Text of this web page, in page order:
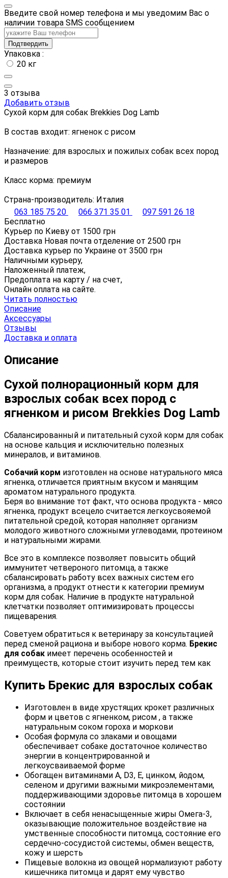
Введите свой номер телефона и мы уведомим Вас о
наличии товара SMS сообщением
Подтвердить
Упаковка :
20 кг
3 отзыва
Добавить отзыв
Сухой корм для собак Brekkies Dog Lamb
В состав входит: ягненок с рисом
Назначение: для взрослых и пожилых собак всех пород
и размеров
Класс корма: премиум
Страна-производитель: Италия
063 185 75 20
066 371 35 01
097 591 26 18
Бесплатно
Курьер по Киеву от 1500 грн
Доставка Новая почта отделение от 2500 грн
Доставка курьер по Украине от 3500 грн
Наличными курьеру,
Наложенный платеж,
Предоплата на карту / на счет,
Онлайн оплата на сайте.
Читать полностью
Описание
Аксессуары
Отзывы
Доставка и оплата
Описание
Сухой полнорационный корм для
взрослых собак всех пород с
ягненком и рисом Brekkies Dog Lamb
Cбалансированный и питательный сухой корм для собак
на основе кальция и исключительно полезных
минералов, и витаминов.
Собачий корм изготовлен на основе натурального мяса
ягненка, отличается приятным вкусом и манящим
ароматом натурального продукта.
Беря во внимание тот факт, что основа продукта - мясо
ягненка, продукт всецело считается легкоусвояемой
питательной средой, которая наполняет организм
молодого животного сложными углеводами, протеином
и натуральными жирами.
Все это в комплексе позволяет повысить общий
иммунитет четвероного питомца, а также
сбалансировать работу всех важных систем его
организма, а продукт отнести к категории премиум
корм для собак. Наличие в продукте натуральной
клетчатки позволяет оптимизировать процессы
пищеварения.
Советуем обратиться к ветеринару за консультацией
перед сменой рациона и выборе нового корма. Брекис
для собак имеет перечень особенностей и
преимуществ, которые стоит изучить перед тем как
Купить Брекис для взрослых собак
Изготовлен в виде хрустящих крокет различных
форм и цветов с ягненком, рисом , а также
натуральным соком гороха и моркови
Особая формула со злаками и овощами
обеспечивает собаке достаточное количество
энергии в концентрированной и
легкоусваиваемой форме
Обогащен витаминами A, D3, E, цинком, йодом,
селеном и другими важными микроэлементами,
поддерживающими здоровье питомца в хорошем
состоянии
Включает в себя ненасыщенные жиры Омега-3,
оказывающие положительное воздействие на
умственные способности питомца, состояние его
сердечно-сосудистой системы, обмен веществ,
кожу и шерсть
Пищевые волокна из овощей нормализуют работу
кишечника питомца и дарят ему чувство